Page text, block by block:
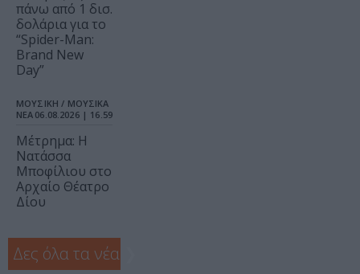
πάνω από 1 δισ.
δολάρια για το
“Spider-Man:
Brand New
Day”
ΜΟΥΣΙΚΗ / ΜΟΥΣΙΚΑ
ΝΕΑ 06.08.2026 | 16.59
Μέτρημα: Η
Νατάσσα
Μποφίλιου στο
Αρχαίο Θέατρο
Δίου
Δες όλα τα νέα